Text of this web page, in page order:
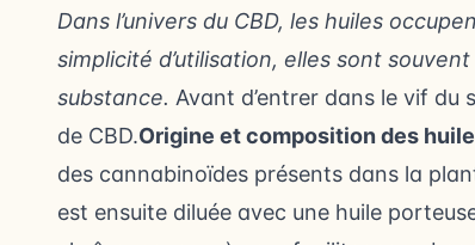
Dans l’univers du CBD, les huiles
simplicité d’utilisation, elles sont
substance. Avant d’entrer dans le vif du
de CBD.Origine et composition des
des cannabinoïdes présents dans la
est ensuite diluée avec une huile